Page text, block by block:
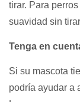
tirar. Para
suavidad sin
Tenga en
Si su mascota
podría ayudar a